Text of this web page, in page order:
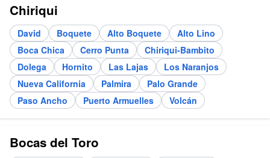
Chiriqui
David Boquete Alto Boquete
Alto Lino
Boca Chica
Cerro Punta
Chiriqui-Bambito
Dolega
Hornito Las Lajas
Los Naranjos
Nueva California
Palmira
Palo Grande
Paso Ancho
Puerto Armuelles Volcán
Bocas del Toro